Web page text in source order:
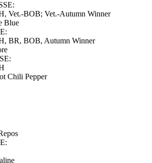
Vet.-BOB; Vet.-Autumn Winner
Blue
BR, BOB, Autumn Winner
Chili Pepper